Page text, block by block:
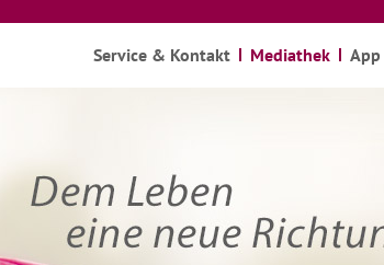
Service & Kontakt Mediathek App